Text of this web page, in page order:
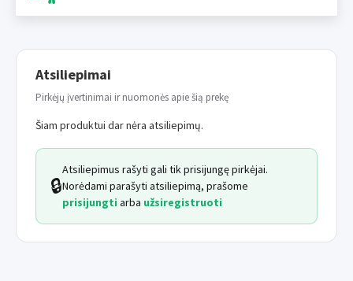
Puikus pasirinkimas kiekvienam katės laikytojui kuris nori
Dydis: 40 x 28 x 12 cm
Atsiliepimai
Pirkėjų įvertinimai ir nuomonės apie šią prekę
Šiam produktui dar nėra atsiliepimų.
🔒
Atsiliepimus rašyti gali tik prisijungę pirkėjai.
Norėdami parašyti atsiliepimą, prašome
prisijungti arba užsiregistruoti